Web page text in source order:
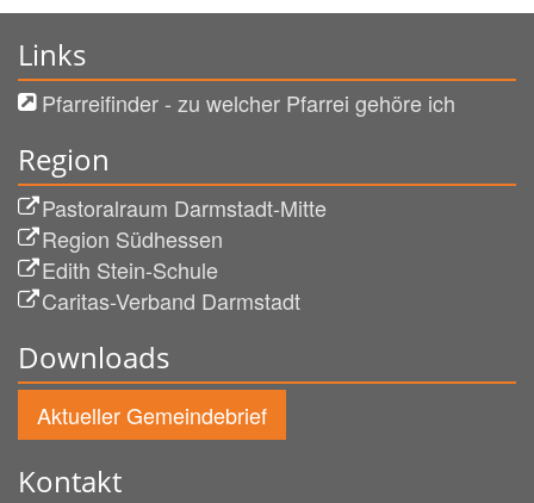
Links
Pfarreifinder - zu welcher Pfarrei gehöre ich
Region
Pastoralraum Darmstadt-Mitte
Region Südhessen
Edith Stein-Schule
Caritas-Verband Darmstadt
Downloads
Aktueller Gemeindebrief
Kontakt